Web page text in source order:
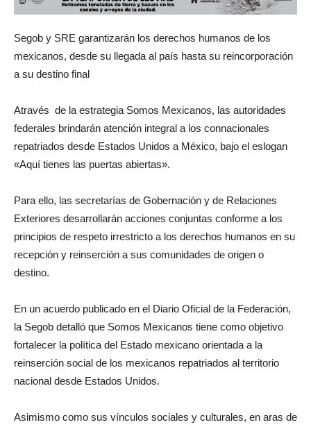
Segob y SRE garantizarán los derechos humanos de los
mexicanos, desde su llegada al país hasta su reincorporación
a su destino final
Através de la estrategia Somos Mexicanos, las autoridades
federales brindarán atención integral a los connacionales
repatriados desde Estados Unidos a México, bajo el eslogan
«Aquí tienes las puertas abiertas».
Para ello, las secretarías de Gobernación y de Relaciones
Exteriores desarrollarán acciones conjuntas conforme a los
principios de respeto irrestricto a los derechos humanos en su
recepción y reinserción a sus comunidades de origen o
destino.
En un acuerdo publicado en el Diario Oficial de la Federación,
la Segob detalló que Somos Mexicanos tiene como objetivo
fortalecer la política del Estado mexicano orientada a la
reinserción social de los mexicanos repatriados al territorio
nacional desde Estados Unidos.
Asimismo como sus vínculos sociales y culturales, en aras de